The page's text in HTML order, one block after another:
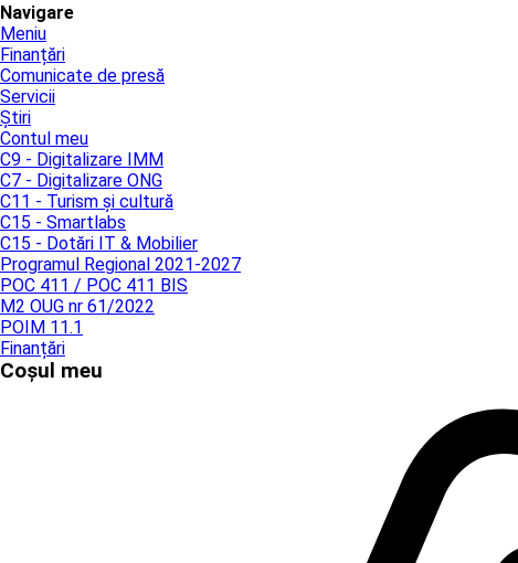
Navigare
Meniu
Finanțări
Comunicate de presă
Servicii
Știri
Contul meu
C9 - Digitalizare IMM
C7 - Digitalizare ONG
C11 - Turism și cultură
C15 - Smartlabs
C15 - Dotări IT & Mobilier
Programul Regional 2021-2027
POC 411 / POC 411 BIS
M2 OUG nr 61/2022
POIM 11.1
Finanțări
Coșul meu